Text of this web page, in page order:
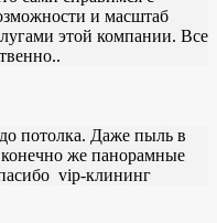
и масштаб
этой компании. Все
потолка. Даже пыль в
же панорамные
vip-клининг